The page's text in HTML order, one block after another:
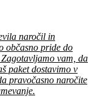
naročil in
občasno pride do
vam, da
paket dostavimo v
pravočasno naročite